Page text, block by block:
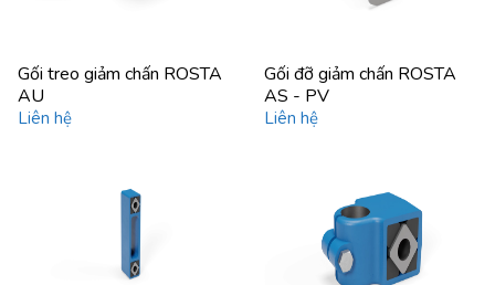
Gối treo giảm chấn ROSTA
AU
Liên hệ
Gối đỡ giảm chấn ROSTA
AS - PV
Liên hệ